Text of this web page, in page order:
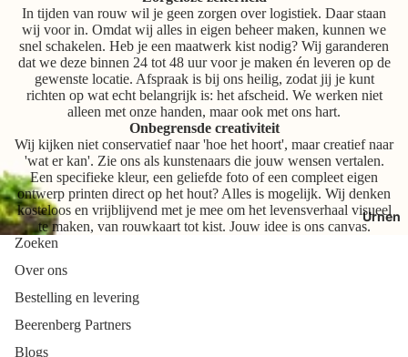
Urnen
In tijden van rouw wil je geen zorgen over logistiek. Daar staan
wij voor in. Omdat wij alles in eigen beheer maken, kunnen we
snel schakelen. Heb je een maatwerk kist nodig? Wij garanderen
dat we deze binnen 24 tot 48 uur voor je maken én leveren op de
gewenste locatie. Afspraak is bij ons heilig, zodat jij je kunt
richten op wat echt belangrijk is: het afscheid. We werken niet
alleen met onze handen, maar ook met ons hart.
Onbegrensde creativiteit
Wij kijken niet conservatief naar 'hoe het hoort', maar creatief naar
'wat er kan'. Zie ons als kunstenaars die jouw wensen vertalen.
Een specifieke kleur, een geliefde foto of een compleet eigen
ontwerp printen direct op het hout? Alles is mogelijk. Wij denken
kosteloos en vrijblijvend met je mee om het levensverhaal visueel
te maken, van rouwkaart tot kist. Jouw idee is ons canvas.
Zoeken
Over ons
Bestelling en levering
Beerenberg Partners
Blogs